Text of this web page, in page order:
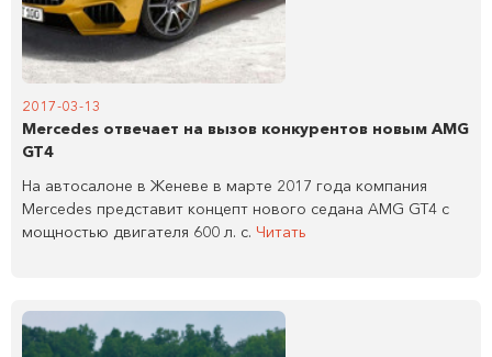
2017-03-13
Mercedes отвечает на вызов конкурентов новым AMG
GT4
На автосалоне в Женеве в марте 2017 года компания
Mercedes представит концепт нового седана AMG GT4 с
мощностью двигателя 600 л. с. Читать